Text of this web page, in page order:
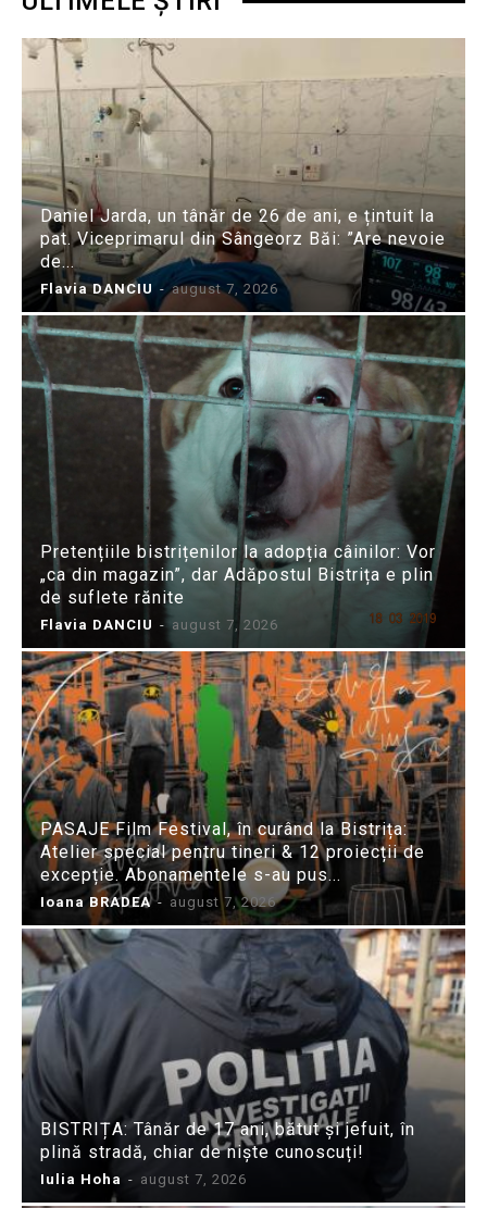
Daniel Jarda, un tânăr de 26 de ani, e țintuit la
pat. Viceprimarul din Sângeorz Băi: ”Are nevoie
de...
Flavia DANCIU - august 7, 2026
Pretențiile bistrițenilor la adopția câinilor: Vor
„ca din magazin”, dar Adăpostul Bistrița e plin
de suflete rănite
Flavia DANCIU - august 7, 2026
PASAJE Film Festival, în curând la Bistrița:
Atelier special pentru tineri & 12 proiecții de
excepție. Abonamentele s-au pus...
Ioana BRADEA - august 7, 2026
BISTRIȚA: Tânăr de 17 ani, bătut și jefuit, în
plină stradă, chiar de niște cunoscuți!
Iulia Hoha - august 7, 2026